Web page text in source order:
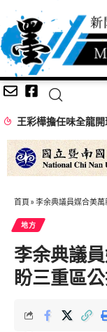
首頁 » 李余典議員媒合美
地方
李余典議
盼三重區